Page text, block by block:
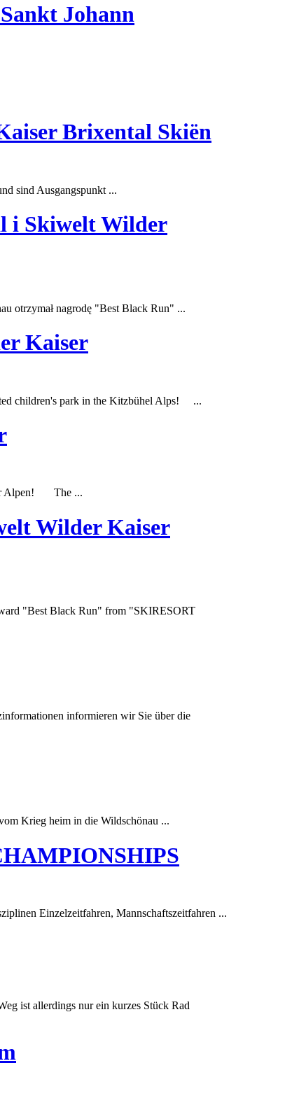
Johann
Brixental Skiën
sind Ausgangspunkt ...
i Skiwelt Wilder
otrzymał nagrodę "Best Black Run" ...
Kaiser
children's park in the Kitzbühel Alps! ...
Alpen! The ...
Wilder Kaiser
"Best Black Run" from "SKIRESORT
informieren wir Sie über die
Krieg heim in die Wildschönau ...
Einzelzeitfahren, Mannschaftszeitfahren ...
ist allerdings nur ein kurzes Stück Rad